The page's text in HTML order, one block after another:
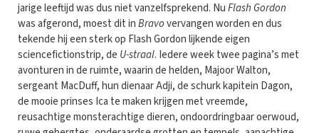
jarige leeftijd was dus niet vanzelfsprekend. NuFlash Gordon
was afgerond, moest dit inBravovervangen worden en dus
tekende hij een sterk op Flash Gordon lijkende eigen
sciencefictionstrip, de U-straal. Iedere week twee pagina’s met
avonturen in de ruimte, waarin de helden, Majoor Walton,
sergeant MacDuff, hun dienaar Adji, de schurk kapitein Dagon,
de mooie prinses Ica te maken krijgen met vreemde,
reusachtige monsterachtige dieren, ondoordringbaar oerwoud,